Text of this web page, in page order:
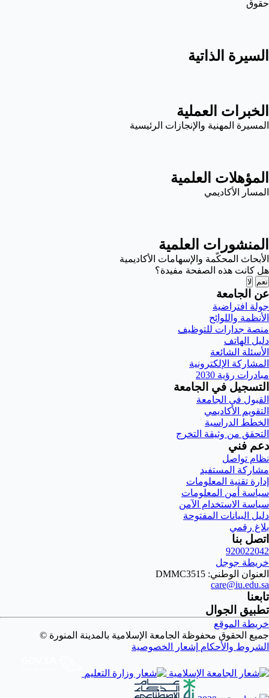
حقوق
السيرة الذاتية
الخبرات العملية
المسيرة المهنية والإنجازات الرئيسية
المؤهلات العلمية
المسار الأكاديمي
المنشورات العلمية
الأبحاث المحكّمة والإسهامات الأكاديمية
هل كانت هذه الصفحة مفيدة؟
نعم لا
عن الجامعة
جولة افتراضية
الأنظمة واللوائح
منصة جدارات للتوظيف
دليل الهاتف
الأسئلة الشائعة
المشاركة الإلكترونية
مبادرات رؤية 2030
التسجيل في الجامعة
القبول في الجامعة
التقويم الأكاديمي
الخطط الدراسية
التحقق من وثيقة التخرج
دعم فني
نظام تواصل
مشاركة المستفيد
إدارة تقنية المعلومات
سياسة أمن المعلومات
سياسة الاستخدام الآمن
دليل البيانات المفتوحة
بلاغ رقمي
اتصل بنا
920022042
خريطة جوجل
العنوان الوطني: DMMC3515
care@iu.edu.sa
تابعنا
تطبيق الجوال
خريطة الموقع
جميع الحقوق محفوظة الجامعة الإسلامية بالمدينة المنورة ©
الشروط والأحكام إشعار الخصوصية